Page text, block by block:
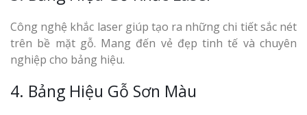
Công nghệ khắc laser giúp tạo ra những chi tiết sắc nét
trên bề mặt gỗ. Mang đến vẻ đẹp tinh tế và chuyên
nghiệp cho bảng hiệu.
4. Bảng Hiệu Gỗ Sơn Màu